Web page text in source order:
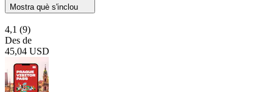
Mostra què s'inclou
4,1 (9)
Des de
45,04 USD